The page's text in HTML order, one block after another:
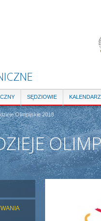
SĘDZIOWIE KALENDARZ
Olimpijskie 2018